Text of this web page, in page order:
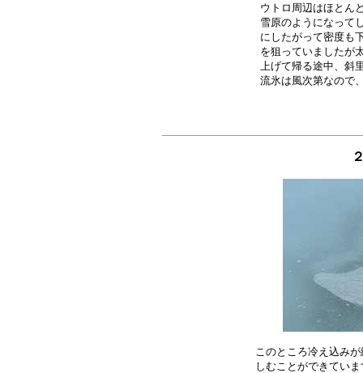
ウトロ周辺はほとん
雪原のようになって
にしたがって密度も
を狙っていましたが
上げて帰る途中、斜
このところ冷え込み
しむことができてい